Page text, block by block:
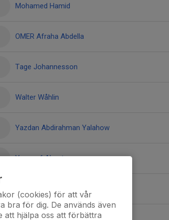
Mohamed Hamid
OMER Afraha Abdella
Tage Johannesson
Walter Wåhlin
Yazdan Abdirahman Yalahow
Youssef Almatar
(cookies) för att vår
bra för dig. De används även
att hjälpa oss att förbättra